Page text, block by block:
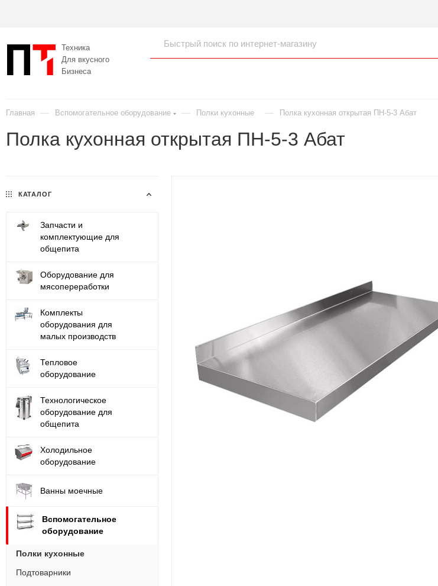
Техника
Для вкусного
Бизнеса
Главная — Вспомогательное оборудование — Полки кухонные — Полка кухонная открытая ПН-5-3 Абат
Полка кухонная открытая ПН-5-3 Абат
КАТАЛОГ
Запчасти и
комплектующие для
общепита
Оборудование для
мясопереработки
Комплекты
оборудования для
малых производств
Тепловое
оборудование
Технологическое
оборудование для
общепита
Холодильное
оборудование
Ванны моечные
Вспомогательное
оборудование
Полки кухонные
Подтоварники